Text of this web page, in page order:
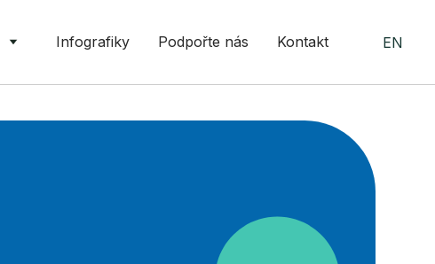
Infografiky Podpořte nás Kontakt EN